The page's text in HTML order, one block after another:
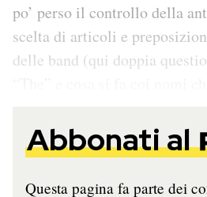
po’ perso il controllo della
scelta di articoli e
delle band (qui doppia
Abbonati al
Questa pagina fa parte dei